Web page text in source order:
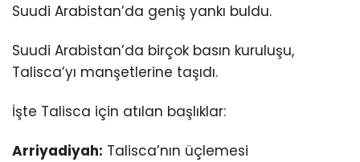
Suudi Arabistan’da geniş yankı buldu.
Suudi Arabistan’da birçok basın kuruluşu,
Talisca’yı manşetlerine taşıdı.
İşte Talisca için atılan başlıklar:
Arriyadiyah: Talisca’nın üçlemesi